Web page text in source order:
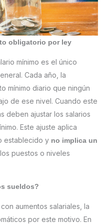
obligatorio por ley
mínimo es el único
Cada año, la
mínimo diario que ningún
de ese nivel. Cuando este
deben ajustar los salarios
Este ajuste aplica
establecido y no implica un
puestos o niveles
sueldos?
aumentos salariales, la
por este motivo. En